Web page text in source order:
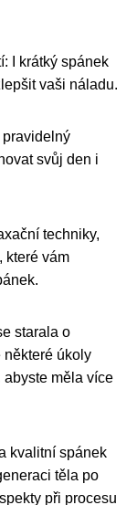
I krátký spánek
vaši náladu.
pravidelný
svůj den i
techniky,
které vám
starala o
některé úkoly
abyste měla více
kvalitní spánek
těla po
při procesu